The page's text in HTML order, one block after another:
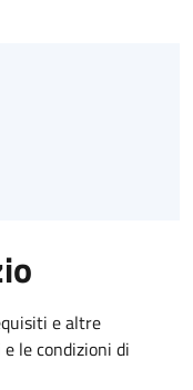
e altre
le condizioni di